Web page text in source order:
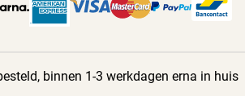
binnen 1-3 werkdagen erna in huis